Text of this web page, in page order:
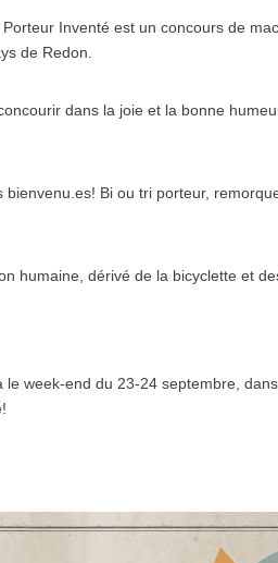
Inventé est un concours de
de Redon.
dans la joie et la bonne
Bi ou tri porteur,
humaine, dérivé de la bicyclette et
week-end du 23-24 septembre,